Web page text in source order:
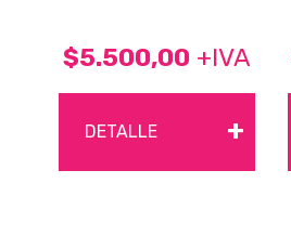
$5.500,00 +IVA
DETALLE +